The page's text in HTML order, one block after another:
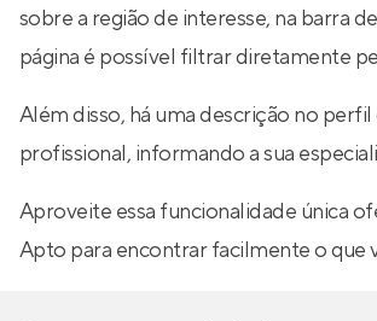
sobre a região de interesse, na barra
página é possível filtrar diretamente
Além disso, há uma descrição no perfil
profissional, informando a sua
Aproveite essa funcionalidade única
Apto para encontrar facilmente o que